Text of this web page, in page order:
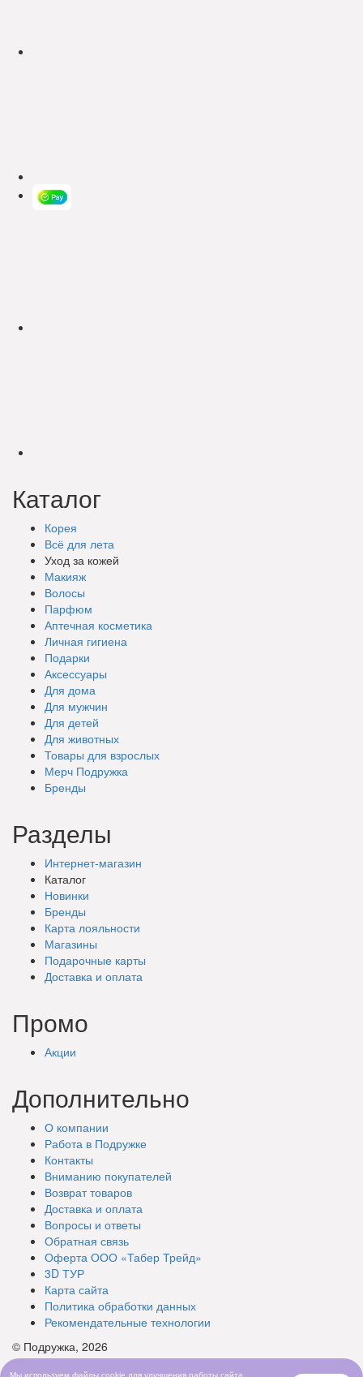
Каталог
Корея
Всё для лета
Уход за кожей
Макияж
Волосы
Парфюм
Аптечная косметика
Личная гигиена
Подарки
Аксессуары
Для дома
Для мужчин
Для детей
Для животных
Товары для взрослых
Мерч Подружка
Бренды
Разделы
Интернет-магазин
Каталог
Новинки
Бренды
Карта лояльности
Магазины
Подарочные карты
Доставка и оплата
Промо
Акции
Дополнительно
О компании
Работа в Подружке
Контакты
Вниманию покупателей
Возврат товаров
Доставка и оплата
Вопросы и ответы
Обратная связь
Оферта ООО «Табер Трейд»
3D ТУР
Карта сайта
Политика обработки данных
Рекомендательные технологии
© Подружка, 2026
Мы используем файлы cookie для улучшения работы сайта.